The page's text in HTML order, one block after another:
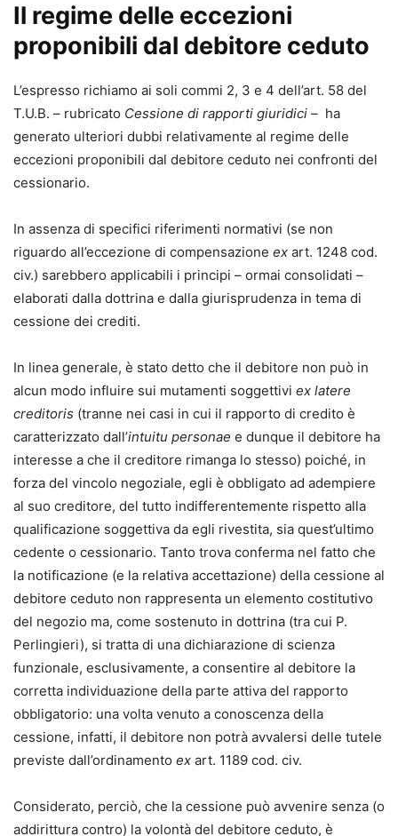
Il regime delle eccezioni
proponibili dal debitore ceduto
L’espresso richiamo ai soli commi 2, 3 e 4 dell’art. 58 del
T.U.B. – rubricato Cessione di rapporti giuridici – ha
generato ulteriori dubbi relativamente al regime delle
eccezioni proponibili dal debitore ceduto nei confronti del
cessionario.
In assenza di specifici riferimenti normativi (se non
riguardo all’eccezione di compensazione ex art. 1248 cod.
civ.) sarebbero applicabili i principi – ormai consolidati –
elaborati dalla dottrina e dalla giurisprudenza in tema di
cessione dei crediti.
In linea generale, è stato detto che il debitore non può in
alcun modo influire sui mutamenti soggettivi ex latere
creditoris (tranne nei casi in cui il rapporto di credito è
caratterizzato dall’intuitu personae e dunque il debitore ha
interesse a che il creditore rimanga lo stesso) poiché, in
forza del vincolo negoziale, egli è obbligato ad adempiere
al suo creditore, del tutto indifferentemente rispetto alla
qualificazione soggettiva da egli rivestita, sia quest’ultimo
cedente o cessionario. Tanto trova conferma nel fatto che
la notificazione (e la relativa accettazione) della cessione al
debitore ceduto non rappresenta un elemento costitutivo
del negozio ma, come sostenuto in dottrina (tra cui P.
Perlingieri), si tratta di una dichiarazione di scienza
funzionale, esclusivamente, a consentire al debitore la
corretta individuazione della parte attiva del rapporto
obbligatorio: una volta venuto a conoscenza della
cessione, infatti, il debitore non potrà avvalersi delle tutele
previste dall’ordinamento ex art. 1189 cod. civ.
Considerato, perciò, che la cessione può avvenire senza (o
addirittura contro) la volontà del debitore ceduto, è